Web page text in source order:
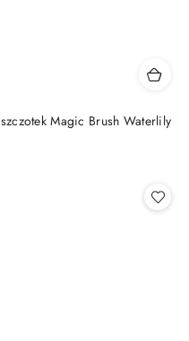
Magic Brush Waterlily